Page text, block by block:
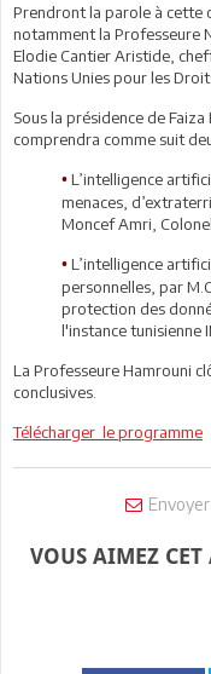
Prendront la parole à cette
notamment la Professeure
Elodie Cantier Aristide,
Nations Unies pour les
Sous la présidence de
comprendra comme suit
• L’intelligence
menaces,
Moncef Amri,
• L’intelligence
personnelles, par
protection des
l'instance tunisienne
La Professeure Hamrouni
conclusives.
Télécharger le programme
VOUS AIMEZ CET